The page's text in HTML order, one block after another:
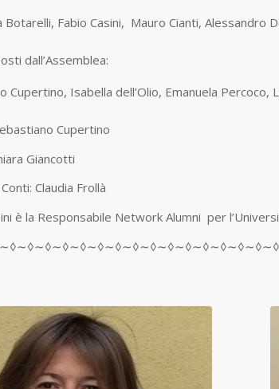
Botarelli, Fabio Casini, Mauro Cianti, Alessandro
dall’Assemblea:
Cupertino, Isabella dell’Olio, Emanuela Percoco,
Cupertino
Giancotti
Claudia Frollà
è la Responsabile Network Alumni per